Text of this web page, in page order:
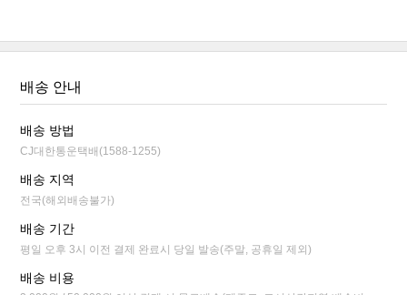
배송 안내
배송 방법
CJ대한통운택배(1588-1255)
배송 지역
전국(해외배송불가)
배송 기간
평일 오후 3시 이전 결제 완료시 당일 발송(주말, 공휴일 제외)
배송 비용